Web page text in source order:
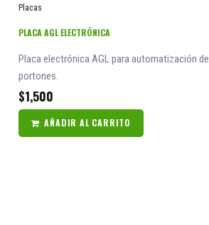
Placas
PLACA AGL ELECTRÓNICA
Placa electrónica AGL para automatización de
portones.
$1,500
AÑADIR AL CARRITO